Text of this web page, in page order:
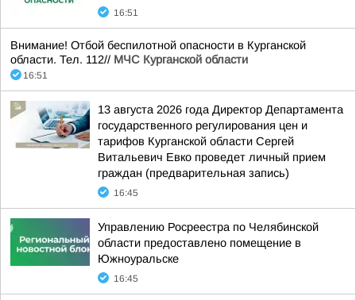
16:51
Внимание! Отбой беспилотной опасности в Курганской
области. Тел. 112// МЧС Курганской области
16:51
13 августа 2026 года Директор Департамента
государственного регулирования цен и
тарифов Курганской области Сергей
Витальевич Евко проведет личный прием
граждан (предварительная запись)
16:45
Управлению Росреестра по Челябинской
области предоставлено помещение в
Южноуральске
16:45